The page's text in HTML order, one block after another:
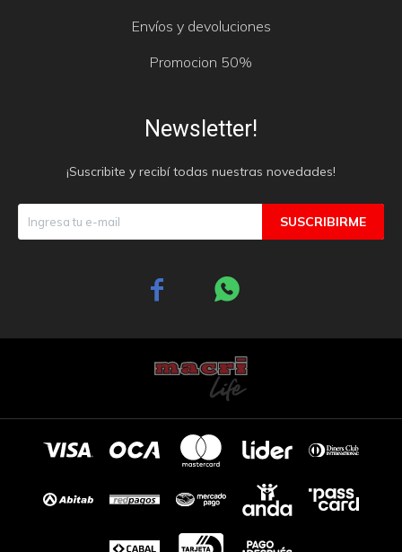
Envíos y devoluciones
Promocion 50%
Newsletter!
¡Suscribite y recibí todas nuestras novedades!
SUSCRIBIRME
 